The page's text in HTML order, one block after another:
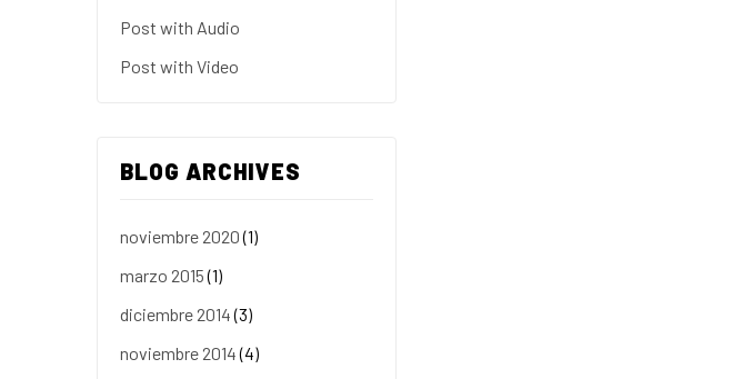
Post with Audio
Post with Video
BLOG ARCHIVES
noviembre 2020(1)
marzo 2015(1)
diciembre 2014(3)
noviembre 2014(4)